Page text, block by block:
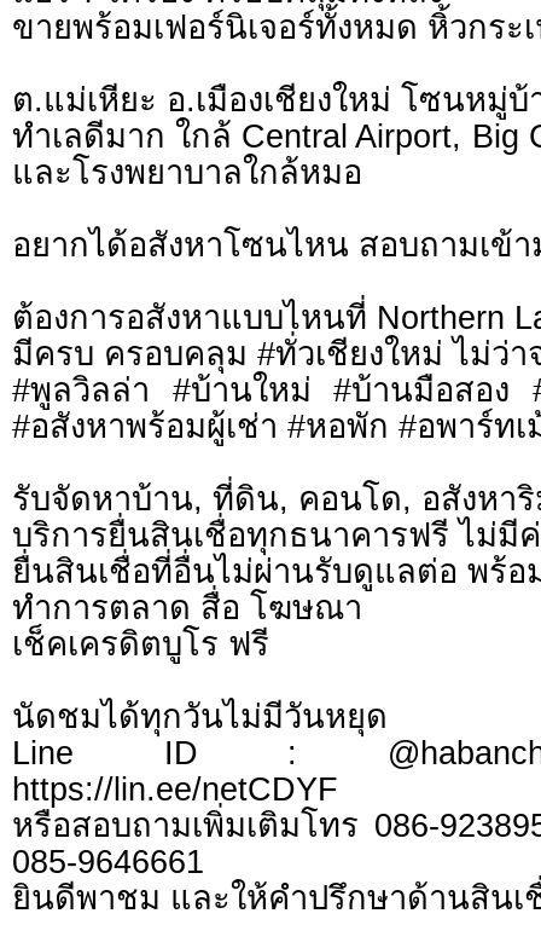
ขายพร้อมเฟอร์นิเจอร์ทั้งหมด หิ้วกระ
ต.แม่เหียะ อ.เมืองเชียงใหม่ โซนหมู่บ้
ทำเลดีมาก ใกล้ Central Airport,
และโรงพยาบาลใกล้หมอ
อยากได้อสังหาโซนไหน สอบถามเข้า
ต้องการอสังหาแบบไหนที่ Northern
มีครบ ครอบคลุม #ทั่วเชียงใหม่ ไม่ว่า
#พูลวิลล่า #บ้านใหม่ #บ้านมือสอง
#อสังหาพร้อมผู้เช่า #หอพัก #อพาร์ท
รับจัดหาบ้าน, ที่ดิน, คอนโด, อสังหา
บริการยื่นสินเชื่อทุกธนาคารฟรี ไม่มี
ยื่นสินเชื่อที่อื่นไม่ผ่านรับดูแลต่อ พร้อ
ทำการตลาด สื่อ โฆษณา
เช็คเครดิตบูโร ฟรี
นัดชมได้ทุกวันไม่มีวันหยุด
Line ID :
https://lin.ee/netCDYF
หรือสอบถามเพิ่มเติมโทร 086-
085-9646661
ยินดีพาชม และให้คำปรึกษาด้านสินเ